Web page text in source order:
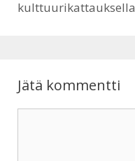
kulttuurikattauksella
Jätä kommentti